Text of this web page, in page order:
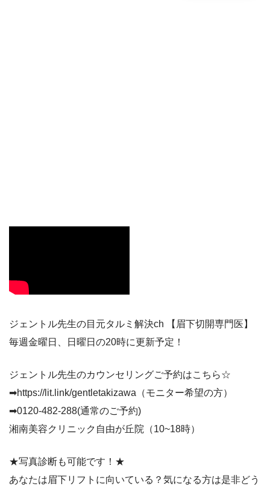
ジェントル先生の目元タルミ解決ch 【眉下切開専門医】
毎週金曜日、日曜日の20時に更新予定！
ジェントル先生のカウンセリングご予約はこちら☆
➡https://lit.link/gentletakizawa（モニター希望の方）
➡0120-482-288(通常のご予約)
湘南美容クリニック自由が丘院（10~18時）
★写真診断も可能です！★
あなたは眉下リフトに向いている？気になる方は是非どう